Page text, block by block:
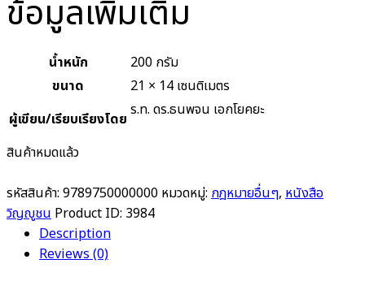
ข้อมูลเพิ่มเติม
น้ำหนัก
200 กรัม
ขนาด
21 × 14 เซนติเมตร
ผู้เขียน/เรียบเรียงโดย ร.ท. ดร.ธนพจน เอกโยคยะ
สินค้าหมดแล้ว
รหัสสินค้า: 9789750000000 หมวดหมู่: กฎหมายอื่นๆ, หนังสือ
วิญญูชน Product ID: 3984
Description
Reviews (0)